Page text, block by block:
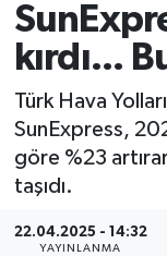
kırdı...
Türk Hava
SunExpress,
göre %23
taşıdı.
22.04.2025 - 14:32
YAYINLANMA